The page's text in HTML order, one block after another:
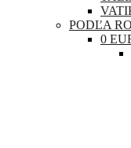
PODĽA
0